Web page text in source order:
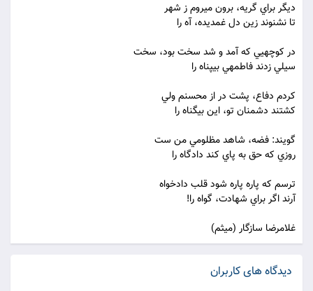
ديگر براي گريه، برون مي‏روم ز شهر
تا نشنوند زين دل غمديده، آه را
در کوچه‏يي که آمد و شد سخت بود، سخت
سيلي زدند فاطمه‏ي بي‏پناه را
کردم دفاع، پشت در از محسنم ولي
کشتند دشمنان تو، اين بيگناه را
گويند: فضه، شاهد مظلومي من ست
روزي که حق به پاي کند دادگاه را
ترسم که پاره پاره شود قلب دادخواه
آرند اگر براي شهادت، گواه را!
غلامرضا سازگار (ميثم)
دیدگاه های کاربران